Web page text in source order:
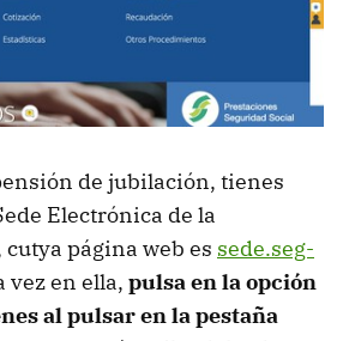
de jubilación, tienes
Electrónica de la
página web es sede.seg-
vez en ella, pulsa en la opción
al pulsar en la pestaña